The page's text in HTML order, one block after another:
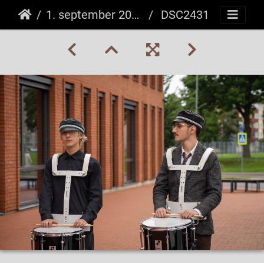
1. september 2025 DSC2431